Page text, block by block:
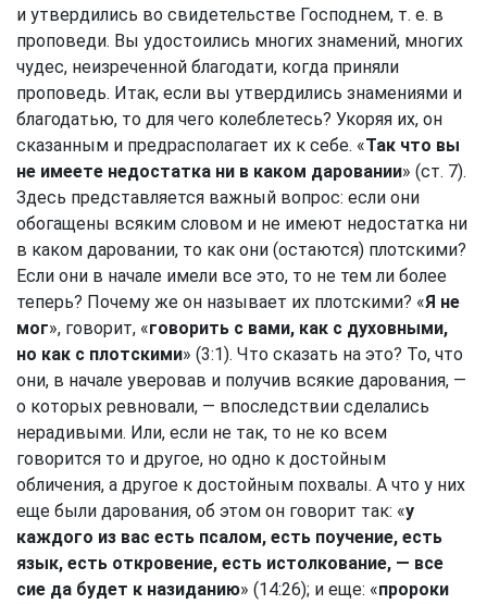
и утвердились во свидетельстве Господнем, т. е. в
проповеди. Вы удостоились многих знамений, многих
чудес, неизреченной благодати, когда приняли
проповедь. Итак, если вы утвердились знамениями и
благодатью, то для чего колеблетесь? Укоряя их, он
сказанным и предрасполагает их к себе. «Так что вы
не имеете недостатка ни в каком даровании» (ст. 7).
Здесь представляется важный вопрос: если они
обогащены всяким словом и не имеют недостатка ни
в каком даровании, то как они (остаются) плотскими?
Если они в начале имели все это, то не тем ли более
теперь? Почему же он называет их плотскими? «Я не
мог», говорит, «говорить с вами, как с духовными,
но как с плотскими» (3:1). Что сказать на это? То, что
они, в начале уверовав и получив всякие дарования, —
о которых ревновали, — впоследствии сделались
нерадивыми. Или, если не так, то не ко всем
говорится то и другое, но одно к достойным
обличения, а другое к достойным похвалы. А что у них
еще были дарования, об этом он говорит так: «у
каждого из вас есть псалом, есть поучение, есть
язык, есть откровение, есть истолкование, — все
сие да будет к назиданию» (14:26); и еще: «пророки